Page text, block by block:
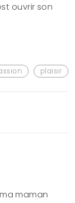
ouvrir son
plaisir
maman